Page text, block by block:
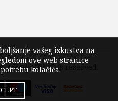
misao. All rights reserved
vašeg iskustva na
ove web stranice
kolačića.